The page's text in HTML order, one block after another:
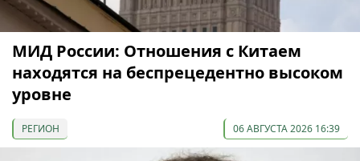
МИД России: Отношения с Китаем
находятся на беспрецедентно высоком
уровне
РЕГИОН 06 АВГУСТА 2026 16:39